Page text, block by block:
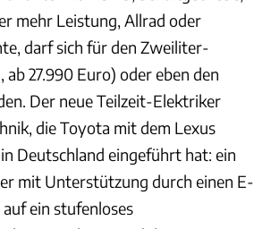
mehr Leistung, Allrad oder
darf sich für den Zweiliter-
ab 27.990 Euro) oder eben den
Der neue Teilzeit-Elektriker
die Toyota mit dem Lexus
Deutschland eingeführt hat: ein
mit Unterstützung durch einen E-
ein stufenloses